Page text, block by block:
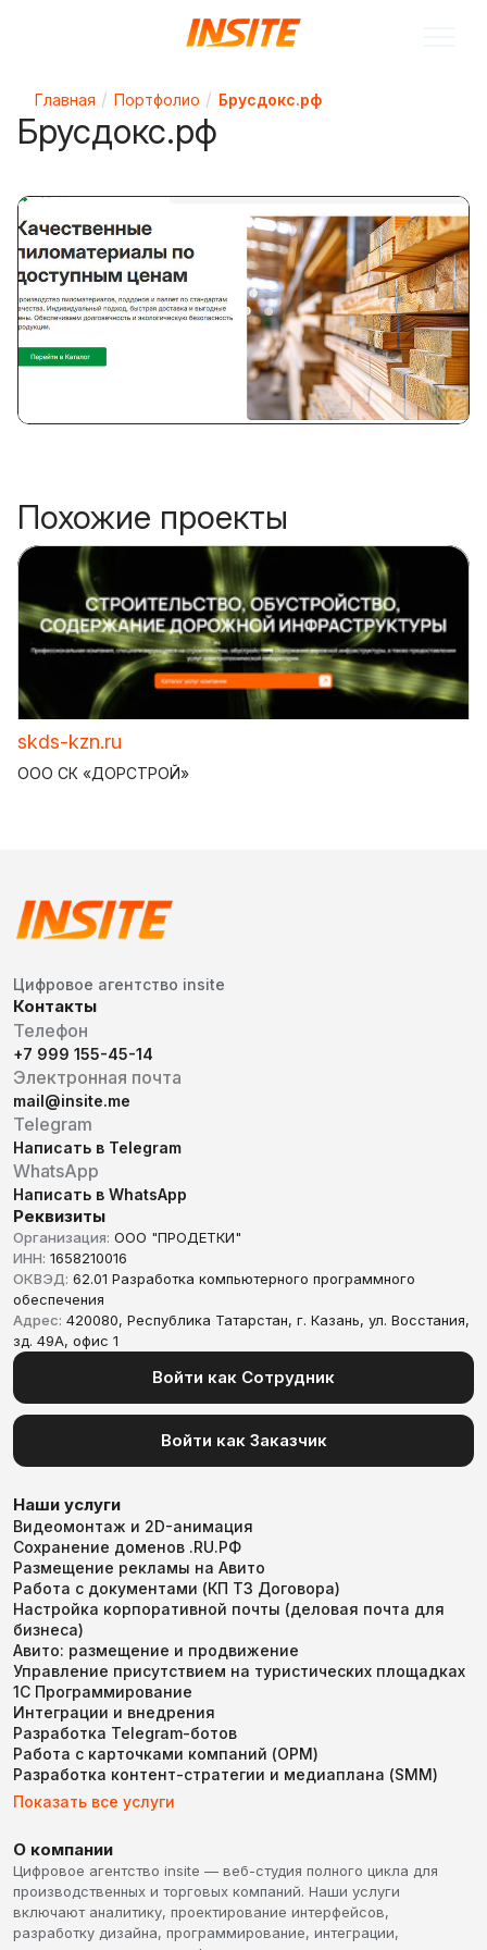
Главная Портфолио Брусдокс.рф
Брусдокс.рф
Похожие проекты
skds-kzn.ru
ООО СК «ДОРСТРОЙ»
Цифровое агентство insite
Контакты
Телефон
+7 999 155-45-14
Электронная почта
mail@insite.me
Telegram
Написать в Telegram
WhatsApp
Написать в WhatsApp
Реквизиты
Организация: ООО "ПРОДЕТКИ"
ИНН: 1658210016
ОКВЭД: 62.01 Разработка компьютерного программного
обеспечения
Адрес: 420080, Республика Татарстан, г. Казань, ул. Восстания,
зд. 49А, офис 1
Войти как Сотрудник
Войти как Заказчик
Наши услуги
Видеомонтаж и 2D-анимация
Сохранение доменов .RU.РФ
Размещение рекламы на Авито
Работа с документами (КП ТЗ Договора)
Настройка корпоративной почты (деловая почта для
бизнеса)
Авито: размещение и продвижение
Управление присутствием на туристических площадках
1С Программирование
Интеграции и внедрения
Разработка Telegram-ботов
Работа с карточками компаний (ОРМ)
Разработка контент-стратегии и медиаплана (SMM)
Показать все услуги
О компании
Цифровое агентство insite — веб-студия полного цикла для
производственных и торговых компаний. Наши услуги
включают аналитику, проектирование интерфейсов,
разработку дизайна, программирование, интеграции,